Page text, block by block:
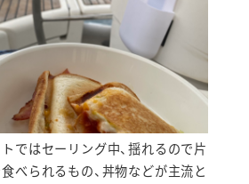
トではセーリング中、揺れるので片
べられるもの、丼物などが主流と